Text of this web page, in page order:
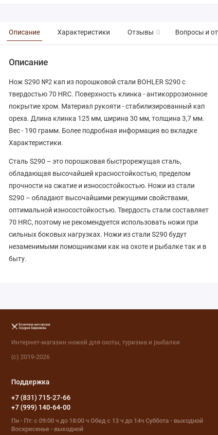
Описание Характеристики Отзывы 0 Вопросы и
Описание
Нож S290 №2 кап из порошковой стали BOHLER S290 с
твердостью 70 HRC. Поверхность клинка - антикоррозионное
покрытие хром. Материал рукояти - стабилизированный кап
ореха. Длина клинка 125 мм, ширина 30 мм, толщина 3,7 мм.
Вес - 190 грамм. Более подробная информация во вкладке
Характеристики.
Сталь S290 – это порошковая быстрорежущая сталь,
обладающая высочайшей красностойкостью, пределом
прочности на сжатие и износостойкостью. Ножи из стали
S290 – обладают высочайшими режущими свойствами,
оптимальной износостойкостью. Твердость стали составляет
70 HRC, поэтому не рекомендуется использовать ножи при
сильных боковых нагрузках. Ножи из стали S290 будут
незаменимыми помощниками как на охоте и рыбалке так и в
быту.
Интернет-магазин ножей для охоты, туризма и рыбалки
(с) 2019-2026
Поддержка
+7 (831) 715-27-66
+7 (999) 140-64-00
Пн - Пт: с 09:00 ч до 18:00 ч Обед с 13 ч до 14ч Суббота - выходной
Воскресенье - выходной